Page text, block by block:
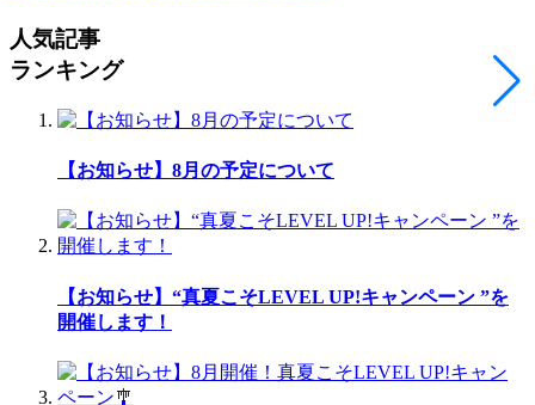
人気記事
ランキング
【お知らせ】8月の予定について
【お知らせ】“真夏こそLEVEL UP!キャンペーン ”を
開催します！